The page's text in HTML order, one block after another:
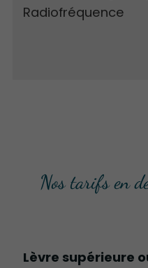
Radiofréquence
Nos tarifs en
Lèvre supérieure